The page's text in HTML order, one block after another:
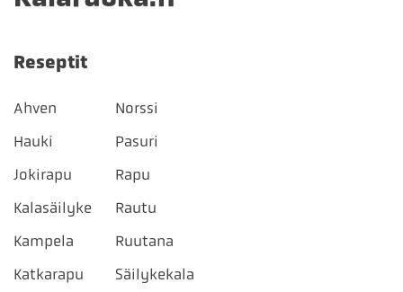
Reseptit
Ahven
Hauki
Jokirapu
Kalasäilyke
Kampela
Katkarapu
Norssi
Pasuri
Rapu
Rautu
Ruutana
Säilykekala